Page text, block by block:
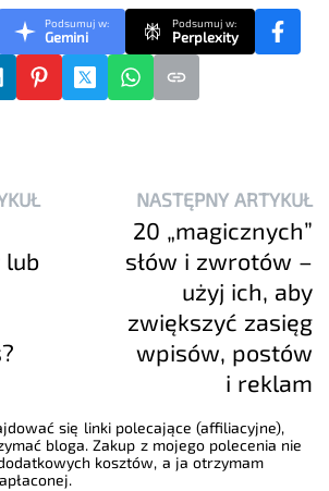
Podsumuj w:
Gemini
Podsumuj w:
Perplexity
lub
NASTĘPNY ARTYKUŁ
20 „magicznych”
słów i zwrotów –
użyj ich, aby
zwiększyć zasięg
wpisów, postów
i reklam
się linki polecające (affiliacyjne),
bloga. Zakup z mojego polecenia nie
kosztów, a ja otrzymam